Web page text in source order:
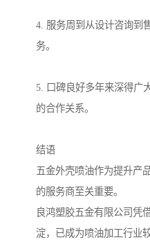
4. 服务周到从设计咨询到
务。
5. 口碑良好多年来深得广
的合作关系。
结语
五金外壳喷油作为提升产
的服务商至关重要。
良鸿塑胶五金有限公司凭
淀，已成为喷油加工行业